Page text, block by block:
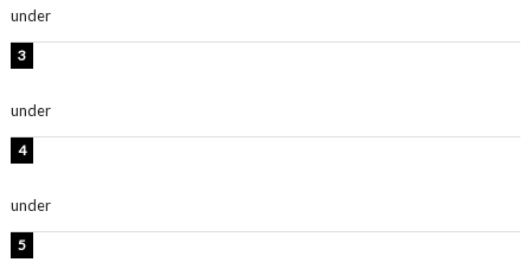
under
under
under